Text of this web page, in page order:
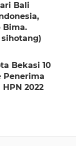
Bali
Bima.
Bekasi 10
Penerima
2022